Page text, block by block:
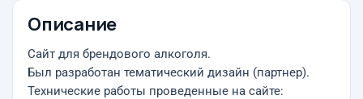
Описание
Cайт для брендового алкоголя.
Был разработан тематический дизайн (партнер).
Технические работы проведенные на сайте: